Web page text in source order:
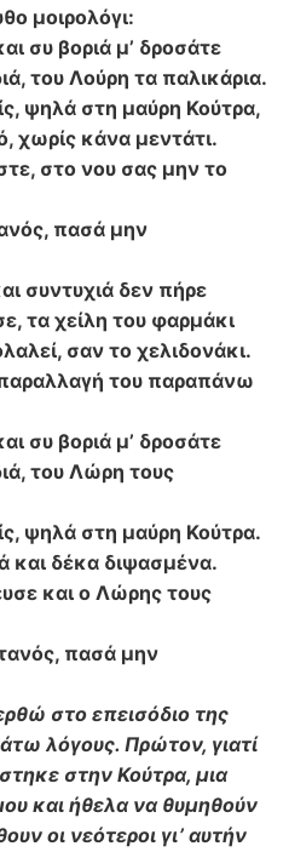
μοιρολόγι:
συ βοριά μ’ δροσάτε
του Λούρη τα παλικάρια.
ψηλά στη μαύρη Κούτρα,
χωρίς κάνα μεντάτι.
στο νου σας μην το
πασά μην
συντυχιά δεν πήρε
τα χείλη του φαρμάκι
σαν το χελιδονάκι.
του παραπάνω
συ βοριά μ’ δροσάτε
του Λώρη τους
ψηλά στη μαύρη Κούτρα.
και δέκα διψασμένα.
και ο Λώρης τους
πασά μην
στο επεισόδιο της
λόγους. Πρώτον, γιατί
στην Κούτρα, μια
και ήθελα να θυμηθούν
οι νεότεροι γι’ αυτήν